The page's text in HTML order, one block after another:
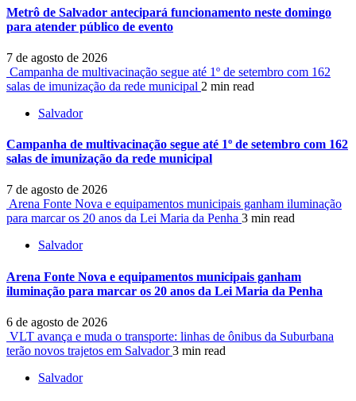
Metrô de Salvador antecipará funcionamento neste domingo
para atender público de evento
7 de agosto de 2026
Campanha de multivacinação segue até 1º de setembro com 162
salas de imunização da rede municipal 2 min read
Salvador
Campanha de multivacinação segue até 1º de setembro com 162
salas de imunização da rede municipal
7 de agosto de 2026
Arena Fonte Nova e equipamentos municipais ganham iluminação
para marcar os 20 anos da Lei Maria da Penha 3 min read
Salvador
Arena Fonte Nova e equipamentos municipais ganham
iluminação para marcar os 20 anos da Lei Maria da Penha
6 de agosto de 2026
VLT avança e muda o transporte: linhas de ônibus da Suburbana
terão novos trajetos em Salvador3 min read
Salvador